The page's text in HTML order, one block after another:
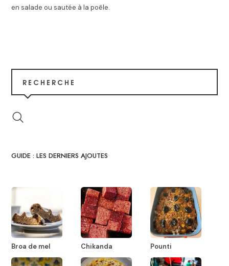
en salade ou sautée à la poêle.
RECHERCHE
GUIDE : LES DERNIERS AJOUTES
Broa de mel Chikanda Pounti